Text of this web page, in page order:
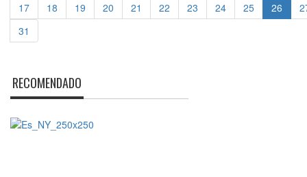
17
18 19 20 21 22 23 24 25 26
31
RECOMENDADO